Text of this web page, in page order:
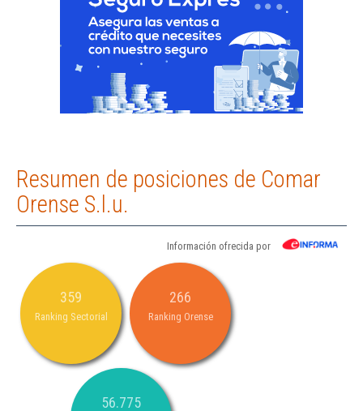
Resumen de posiciones de Comar
Orense S.l.u.
Información ofrecida por
359
Ranking Sectorial
266
Ranking Orense
56.775